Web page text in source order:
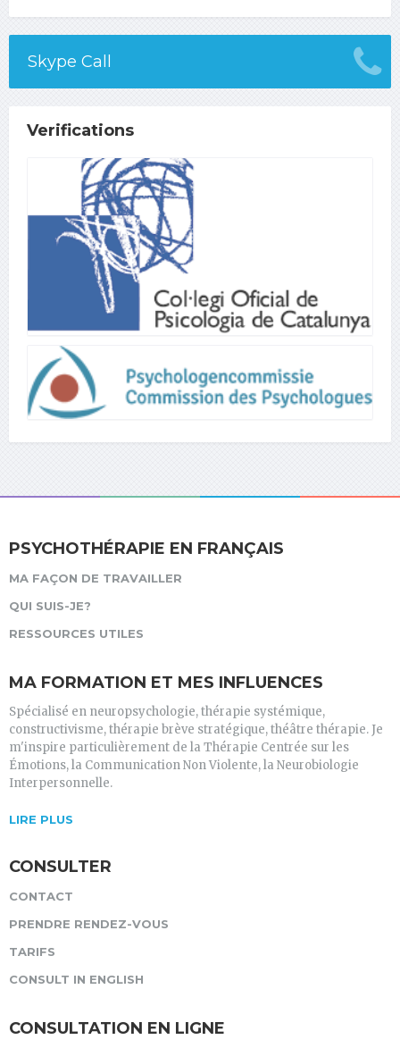
Skype Call
Verifications
PSYCHOTHÉRAPIE EN FRANÇAIS
MA FAÇON DE TRAVAILLER
QUI SUIS-JE?
RESSOURCES UTILES
MA FORMATION ET MES INFLUENCES
Spécialisé en neuropsychologie, thérapie systémique,
constructivisme, thérapie brève stratégique, théâtre thérapie. Je
m'inspire particulièrement de la Thérapie Centrée sur les
Émotions, la Communication Non Violente, la Neurobiologie
Interpersonnelle.
LIRE PLUS
CONSULTER
CONTACT
PRENDRE RENDEZ-VOUS
TARIFS
CONSULT IN ENGLISH
CONSULTATION EN LIGNE